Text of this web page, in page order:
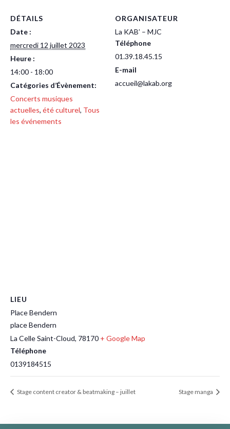
DÉTAILS
Date :
mercredi 12 juillet 2023
Heure :
14:00 - 18:00
Catégories d’Évènement:
Concerts musiques
actuelles, été culturel, Tous
les événements
ORGANISATEUR
La KAB’ – MJC
Téléphone
01.39.18.45.15
E-mail
accueil@lakab.org
LIEU
Place Bendern
place Bendern
La Celle Saint-Cloud, 78170 + Google Map
Téléphone
0139184515
Stage content creator & beatmaking – juillet Stage manga